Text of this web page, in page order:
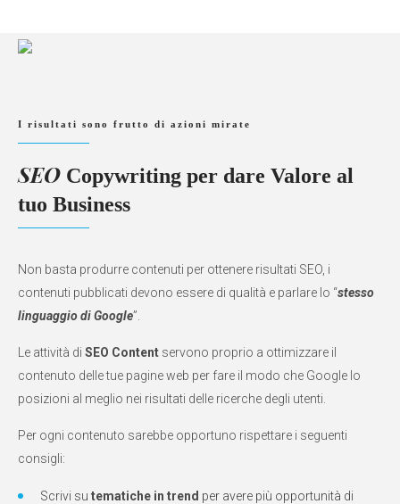
I risultati sono frutto di azioni mirate
SEO Copywriting per dare Valore al
tuo Business
Non basta produrre contenuti per ottenere risultati SEO, i
contenuti pubblicati devono essere di qualità e parlare lo “stesso
linguaggio di Google”.
Le attività di SEO Content servono proprio a ottimizzare il
contenuto delle tue pagine web per fare il modo che Google lo
posizioni al meglio nei risultati delle ricerche degli utenti.
Per ogni contenuto sarebbe opportuno rispettare i seguenti
consigli:
Scrivi su tematiche in trend per avere più opportunità di